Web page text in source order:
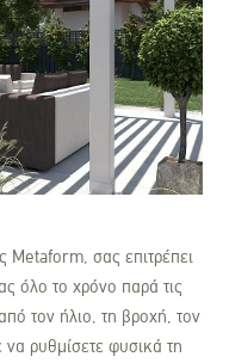
σας επιτρέπει
όλο το χρόνο παρά τις
τον ήλιο, τη βροχή, τον
να ρυθμίσετε φυσικά τη